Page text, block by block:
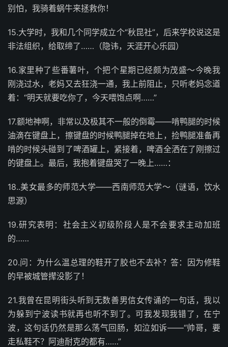
别怕，我骑着蜗牛来拯救你！
15.大学时，我和几个同学成立个“秋昆社”，后来学校说这是
非法组织，给取缔了……（隐讳，天涯开心乐园）
16.家里种了些番薯叶，个把个星期已经颇为茂盛～今晚我
刚浇过水，老妈又去狂浇一通，我上前阻止，只听老妈念道
着：“明天就要吃你了，今天喂饱点啊……”
17.额地神啊，非常以及极其不一般的倒霉——啃鸭腿的时候
油滴在键盘上，擦键盘的时候鸭腿掉在地上，捡鸭腿准备再
啃的时候头碰到了啤酒罐上，紧接着，啤酒全洒在了刚擦过
的键盘上。最后，我抱着键盘哭了一晚上……：
18..美女最多的师范大学——西南师范大学～（谜语，饮水
思源）
19.研究表明：社会主义初级阶段人是不会要求主动加班
的……
20.问：为什么温总理的鞋开了胶也不去补？答：因为修鞋
的早被城管撵没影了！
21.我曾在昆明街头听到无数善男信女传诵的一句话，我以
为躲到宁波读书就再也听不到了。可我发现我错了，在宁
波，这句话仍然是那么荡气回肠，如泣如诉——“帅哥，要
走私鞋不？阿迪耐克的都有……”